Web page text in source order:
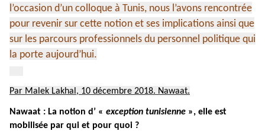
l’occasion d’un colloque à Tunis, nous l’avons rencontrée
pour revenir sur cette notion et ses implications ainsi que
sur les parcours professionnels du personnel politique qui
la porte aujourd’hui.
Par Malek Lakhal, 10 décembre 2018. Nawaat.
Nawaat : La notion d’ « exception tunisienne », elle est
mobilisée par qui et pour quoi ?